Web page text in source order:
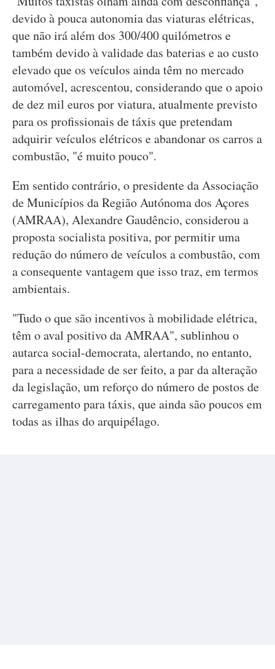
devido à pouca autonomia das viaturas elétricas,
que não irá além dos 300/400 quilómetros e
também devido à validade das baterias e ao custo
elevado que os veículos ainda têm no mercado
automóvel, acrescentou, considerando que o apoio
de dez mil euros por viatura, atualmente previsto
para os profissionais de táxis que pretendam
adquirir veículos elétricos e abandonar os carros a
combustão, "é muito pouco".
Em sentido contrário, o presidente da Associação
de Municípios da Região Autónoma dos Açores
(AMRAA), Alexandre Gaudêncio, considerou a
proposta socialista positiva, por permitir uma
redução do número de veículos a combustão, com
a consequente vantagem que isso traz, em termos
ambientais.
"Tudo o que são incentivos à mobilidade elétrica,
têm o aval positivo da AMRAA", sublinhou o
autarca social-democrata, alertando, no entanto,
para a necessidade de ser feito, a par da alteração
da legislação, um reforço do número de postos de
carregamento para táxis, que ainda são poucos em
todas as ilhas do arquipélago.